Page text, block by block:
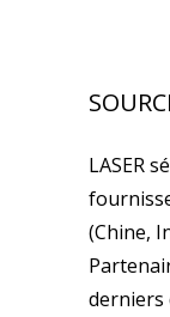
LASER
(Chine,
derniers